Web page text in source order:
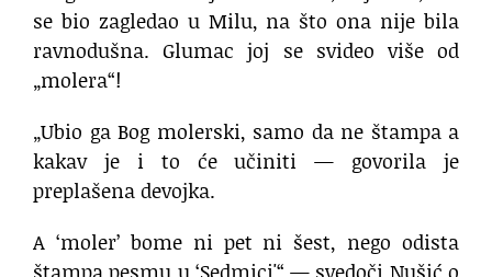
se bio zagledao u Milu, na što ona nije bila
ravnodušna. Glumac joj se svideo više od
„molera“!
„Ubio ga Bog molerski, samo da ne štampa a
kakav je i to će učiniti — govorila je
preplašena devojka.
A ‘moler’ bome ni pet ni šest, nego odista
štampa pesmu u ‘Sedmici'“ — svedoči Nušić o